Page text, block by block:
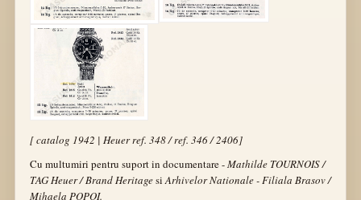
[ catalog 1942 | Heuer ref. 348 / ref. 346 / 2406]
Cu multumiri pentru suport in documentare -Mathilde TOURNOIS /
TAG Heuer / Brand HeritagesiArhivelor Nationale - Filiala Brasov /
Mihaela POPOI.